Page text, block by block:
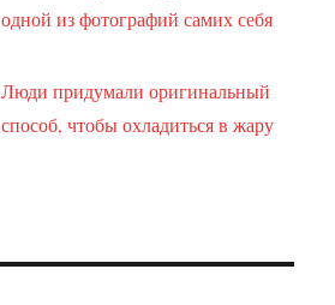
одной из фотографий самих себя
Люди придумали оригинальный
способ, чтобы охладиться в жару